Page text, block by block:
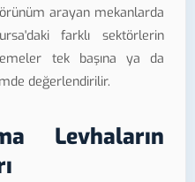
arayan mekanlarda
farklı sektörlerin
tek başına ya da
değerlendirilir.
Levhaların